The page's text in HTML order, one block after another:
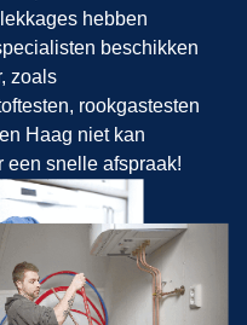
hebben
beschikken
zoals
rookgastesten
Haag niet kan
een snelle afspraak!